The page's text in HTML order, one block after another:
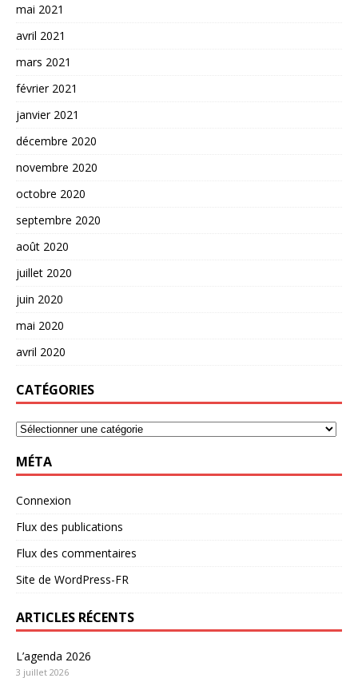
mai 2021
avril 2021
mars 2021
février 2021
janvier 2021
décembre 2020
novembre 2020
octobre 2020
septembre 2020
août 2020
juillet 2020
juin 2020
mai 2020
avril 2020
CATÉGORIES
MÉTA
Connexion
Flux des publications
Flux des commentaires
Site de WordPress-FR
ARTICLES RÉCENTS
L’agenda 2026
3 juillet 2026